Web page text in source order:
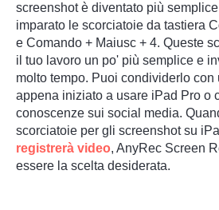
screenshot è diventato più
imparato le scorciatoie da tastiera
e Comando + Maiusc + 4. Queste
il tuo lavoro un po' più semplice e
molto tempo. Puoi condividerlo con
appena iniziato a usare iPad Pro o
conoscenze sui social media.
scorciatoie per gli screenshot su
registrerà video, AnyRec Screen
essere la scelta desiderata.